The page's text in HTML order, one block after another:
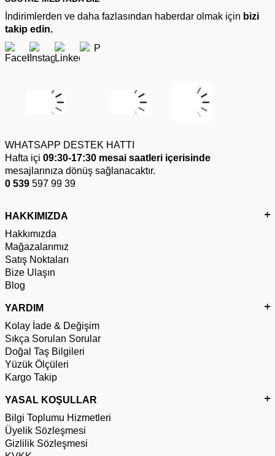
İndirimlerden ve daha fazlasından haberdar olmak için bizi
takip edin.
WHATSAPP DESTEK HATTI
Hafta içi 09:30-17:30 mesai saatleri içerisinde
mesajlarınıza dönüş sağlanacaktır.
0 539 597 99 39
HAKKIMIZDA
Hakkımızda
Mağazalarımız
Satış Noktaları
Bize Ulaşın
Blog
YARDIM
Kolay İade & Değişim
Sıkça Sorulan Sorular
Doğal Taş Bilgileri
Yüzük Ölçüleri
Kargo Takip
YASAL KOŞULLAR
Bilgi Toplumu Hizmetleri
Üyelik Sözleşmesi
Gizlilik Sözleşmesi